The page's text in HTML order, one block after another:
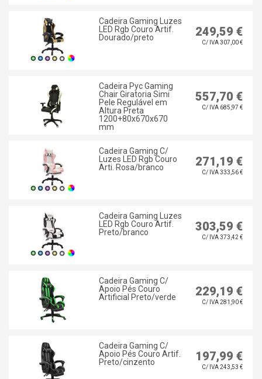
Cadeira Gaming Luzes
LED Rgb Couro Artif.
Dourado/preto
249,59 €
C/ IVA 307,00 €
Cadeira Pyc Gaming
Chair Giratoria Simi
Pele Regulável em
Altura Preta
1200+80x670x670
mm
557,70 €
C/ IVA 685,97 €
Cadeira Gaming C/
Luzes LED Rgb Couro
Arti. Rosa/branco
271,19 €
C/ IVA 333,56 €
Cadeira Gaming Luzes
LED Rgb Couro Artif.
Preto/branco
303,59 €
C/ IVA 373,42 €
Cadeira Gaming C/
Apoio Pés Couro
Artificial Preto/verde
229,19 €
C/ IVA 281,90 €
Cadeira Gaming C/
Apoio Pés Couro Artif.
Preto/cinzento
197,99 €
C/ IVA 243,53 €